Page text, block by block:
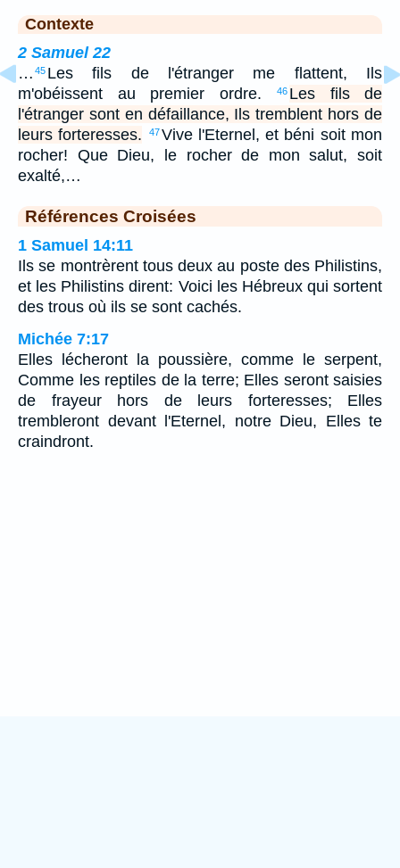
Contexte
2 Samuel 22
… 45 Les fils de l'étranger me flattent, Ils
m'obéissent au premier ordre.
46 Les fils de
l'étranger sont en défaillance, Ils tremblent hors de
leurs forteresses.
47 Vive l'Eternel, et béni soit mon
rocher! Que Dieu, le rocher de mon salut, soit
exalté,…
Références Croisées
1 Samuel 14:11
Ils se montrèrent tous deux au poste des Philistins,
et les Philistins dirent: Voici les Hébreux qui sortent
des trous où ils se sont cachés.
Michée 7:17
Elles lécheront la poussière, comme le serpent,
Comme les reptiles de la terre; Elles seront saisies
de frayeur hors de leurs forteresses; Elles
trembleront devant l'Eternel, notre Dieu, Elles te
craindront.